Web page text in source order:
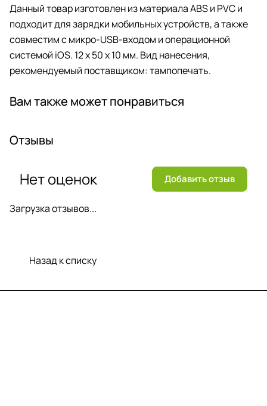
Данный товар изготовлен из материала ABS и PVC и
подходит для зарядки мобильных устройств, а также
совместим с микро-USB-входом и операционной
системой iOS. 12 x 50 x 10 мм. Вид нанесения,
рекомендуемый поставщиком: тампопечать.
Вам также может понравиться
Отзывы
Загрузка отзывов...
Нет оценок Добавить отзыв
Назад к списку